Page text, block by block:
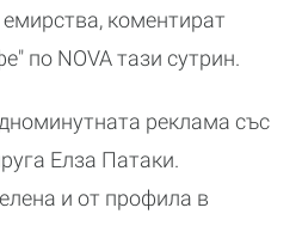
коментират
по NOVA тази сутрин.
реклама със
Елза Патаки.
и от профила в